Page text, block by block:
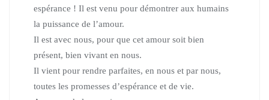
espérance ! Il est venu pour démontrer aux humains
la puissance de l’amour.
Il est avec nous, pour que cet amour soit bien
présent, bien vivant en nous.
Il vient pour rendre parfaites, en nous et par nous,
toutes les promesses d’espérance et de vie.